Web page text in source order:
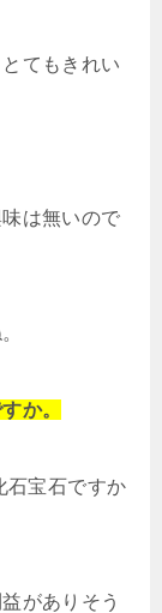
てもきれい
は無いので
か。
石宝石ですか
がありそう